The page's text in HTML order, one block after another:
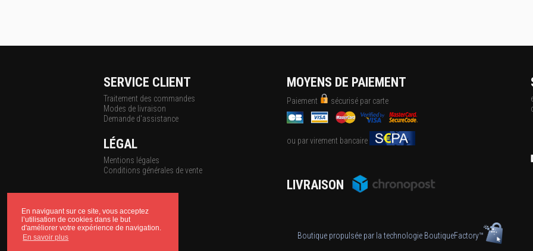
En naviguant sur ce site, vous acceptez
l’utilisation de cookies dans le but
d'améliorer votre expérience de navigation.
En savoir plus
SERVICE CLIENT
Traitement des commandes
Modes de livraison
Demande d'assistance
LÉGAL
Mentions légales
Conditions générales de vente
MOYENS DE PAIEMENT
Paiement sécurisé par carte
ou par virement bancaire
LIVRAISON
Boutique propulsée par la technologie BoutiqueFactory™